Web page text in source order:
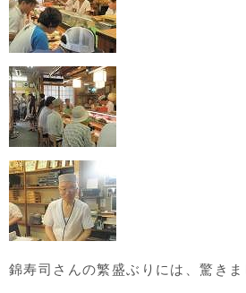
錦寿司さんの繁盛ぶりには、驚きま